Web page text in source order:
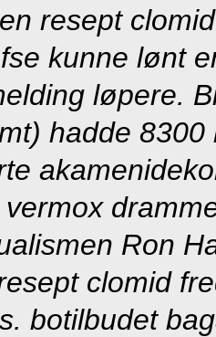
resept
kunne lønt
løpere.
hadde
Ron
clomid
botilbudet